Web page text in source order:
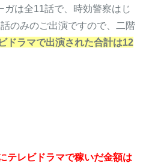
ガは全11話で、時効警察はじ
のみのご出演ですので、二階
ドラマで出演された合計は12
テレビドラマで稼いだ金額は